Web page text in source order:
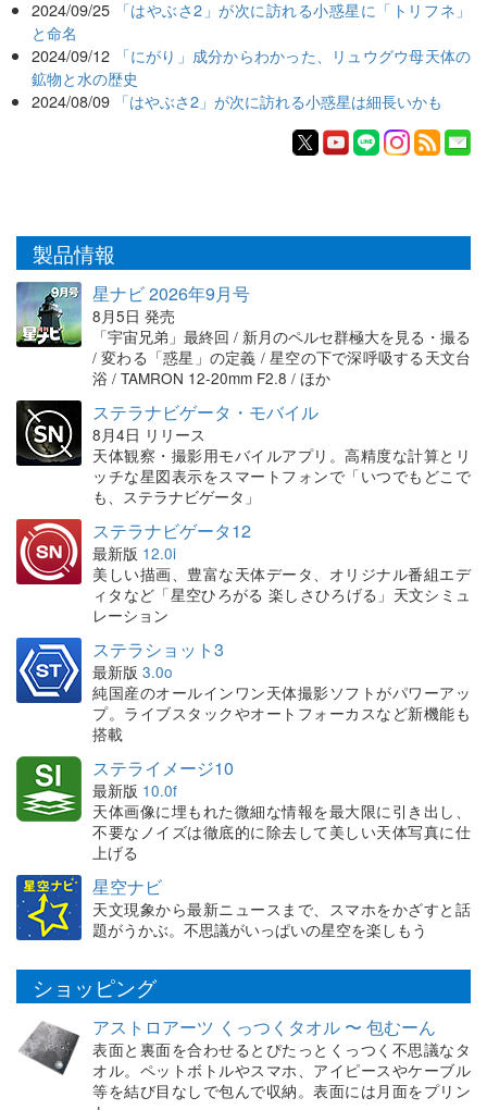
2024/09/25
「はやぶさ2」が次に訪れる小惑星に「トリフネ」
と命名
2024/09/12
「にがり」成分からわかった、リュウグウ母天体の
鉱物と水の歴史
2024/08/09 「はやぶさ2」が次に訪れる小惑星は細長いかも
製品情報
星ナビ 2026年9月号
8月5日 発売
「宇宙兄弟」最終回 / 新月のペルセ群極大を見る・撮る
/ 変わる「惑星」の定義 / 星空の下で深呼吸する天文台
浴 / TAMRON 12-20mm F2.8 / ほか
ステラナビゲータ・モバイル
8月4日 リリース
天体観察・撮影用モバイルアプリ。高精度な計算とリ
ッチな星図表示をスマートフォンで「いつでもどこで
も、ステラナビゲータ」
ステラナビゲータ12
最新版 12.0i
美しい描画、豊富な天体データ、オリジナル番組エデ
ィタなど「星空ひろがる 楽しさひろげる」天文シミュ
レーション
ステラショット3
最新版 3.0o
純国産のオールインワン天体撮影ソフトがパワーアッ
プ。ライブスタックやオートフォーカスなど新機能も
搭載
ステライメージ10
最新版 10.0f
天体画像に埋もれた微細な情報を最大限に引き出し、
不要なノイズは徹底的に除去して美しい天体写真に仕
上げる
星空ナビ
天文現象から最新ニュースまで、スマホをかざすと話
題がうかぶ。不思議がいっぱいの星空を楽しもう
ショッピング
アストロアーツ くっつくタオル 〜 包むーん
表面と裏面を合わせるとぴたっとくっつく不思議なタ
オル。ペットボトルやスマホ、アイピースやケーブル
等を結び目なしで包んで収納。表面には月面をプリン